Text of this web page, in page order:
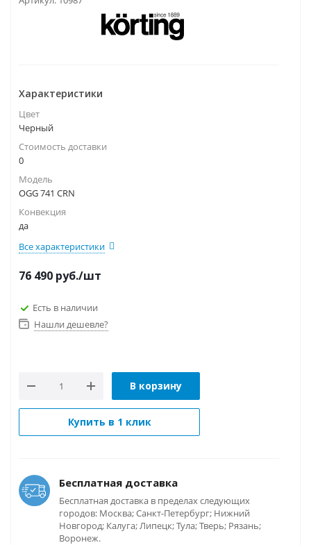
Характеристики
Цвет
Черный
Стоимость доставки
0
Модель
OGG 741 CRN
Конвекция
да
Все характеристики
76 490 руб./шт
Есть в наличии
Нашли дешевле?
В корзину
Купить в 1 клик
Бесплатная доставка
Бесплатная доставка в пределах следующих
городов: Москва; Санкт-Петербург; Нижний
Новгород; Калуга; Липецк; Тула; Тверь; Рязань;
Воронеж.